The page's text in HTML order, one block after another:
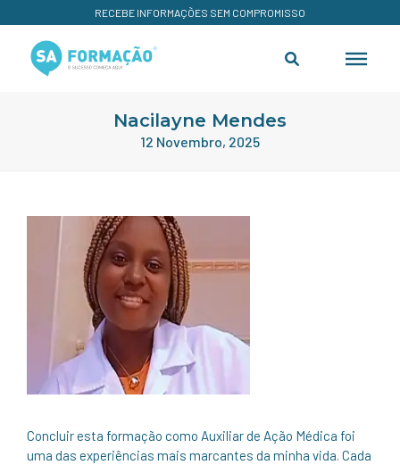
RECEBE INFORMAÇÕES SEM COMPROMISSO
Nacilayne Mendes
12 Novembro, 2025
Concluir esta formação como Auxiliar de Ação Médica foi
uma das experiências mais marcantes da minha vida. Cada